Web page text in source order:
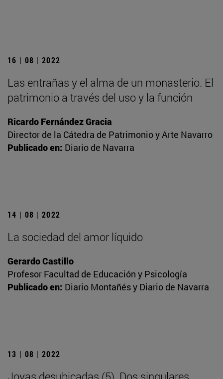
16 | 08 | 2022
Las entrañas y el alma de un monasterio. El
patrimonio a través del uso y la función
Ricardo Fernández Gracia
Director de la Cátedra de Patrimonio y Arte Navarro
Publicado en: Diario de Navarra
14 | 08 | 2022
La sociedad del amor líquido
Gerardo Castillo
Profesor Facultad de Educación y Psicología
Publicado en: Diario Montañés y Diario de Navarra
13 | 08 | 2022